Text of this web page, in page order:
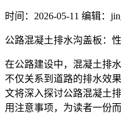
时间： 2026-05-11 编辑：
公路混凝土排水沟盖板：
在公路建设中，混凝土排
不仅关系到道路的排水效
文将深入探讨公路混凝土
用注意事项，为读者一份